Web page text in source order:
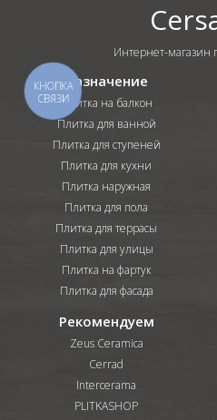
Интернет-магазин
Назначение
Плитка на балкон
Плитка для ванной
Плитка для ступеней
Плитка для кухни
Плитка наружная
Плитка для пола
Плитка для террасы
Плитка для улицы
Плитка на фартук
Плитка для фасада
Рекомендуем
Zeus Ceramica
Cerrad
Intercerama
PLITKASHOP
КНОПКА
СВЯЗИ